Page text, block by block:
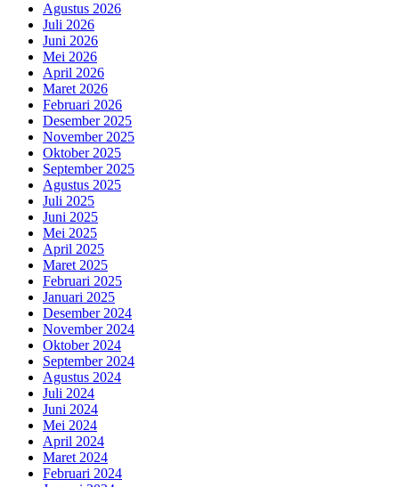
Agustus 2026
Juli 2026
Juni 2026
Mei 2026
April 2026
Maret 2026
Februari 2026
Desember 2025
November 2025
Oktober 2025
September 2025
Agustus 2025
Juli 2025
Juni 2025
Mei 2025
April 2025
Maret 2025
Februari 2025
Januari 2025
Desember 2024
November 2024
Oktober 2024
September 2024
Agustus 2024
Juli 2024
Juni 2024
Mei 2024
April 2024
Maret 2024
Februari 2024